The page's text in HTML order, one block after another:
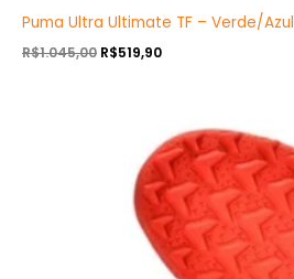
Puma Ultra Ultimate TF – Verde/Azul
R$1.045,00 R$519,90
original
R$1.045,00.
preço
atual
é:
R$519,90.